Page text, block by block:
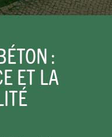
:
ET LA